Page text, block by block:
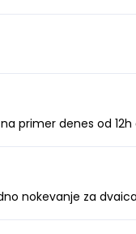
primer denes od
nokevanje za